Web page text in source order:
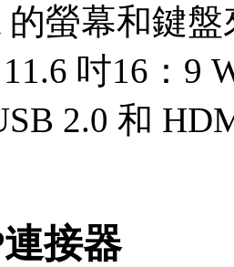
螢幕和鍵
吋16：9
2.0 和
連接器